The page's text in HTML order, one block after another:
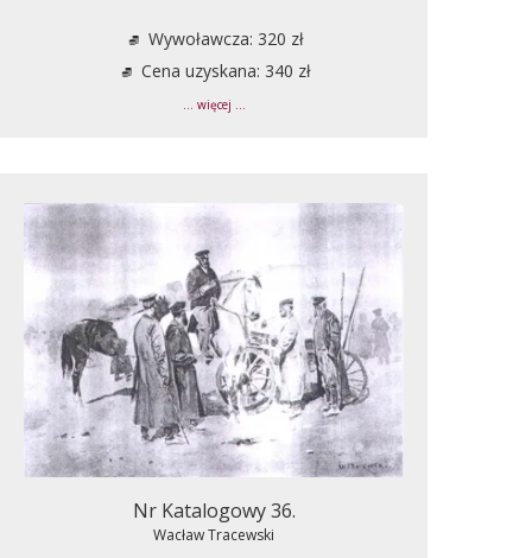
Wywoławcza: 320 zł
Cena uzyskana: 340 zł
... więcej ...
Nr Katalogowy 36.
Wacław Tracewski